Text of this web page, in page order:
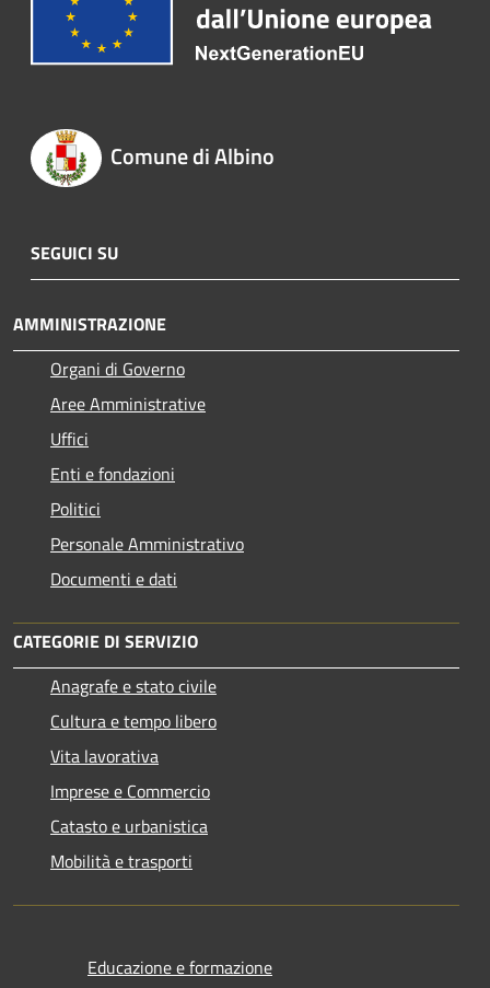
Comune di Albino
SEGUICI SU
AMMINISTRAZIONE
Organi di Governo
Aree Amministrative
Uffici
Enti e fondazioni
Politici
Personale Amministrativo
Documenti e dati
CATEGORIE DI SERVIZIO
Anagrafe e stato civile
Cultura e tempo libero
Vita lavorativa
Imprese e Commercio
Catasto e urbanistica
Mobilità e trasporti
Educazione e formazione